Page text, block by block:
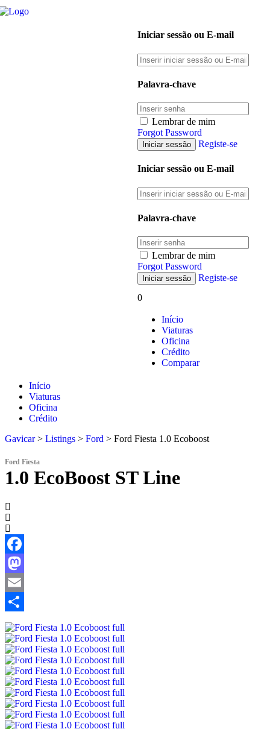
Iniciar sessão ou E-mail
Palavra-chave
Lembrar de mim
Forgot Password
Registe-se
Iniciar sessão ou E-mail
Palavra-chave
Lembrar de mim
Forgot Password
Registe-se
0
Início
Viaturas
Oficina
Crédito
Comparar
Início
Viaturas
Oficina
Crédito
Gavicar> Listings > Ford > Ford Fiesta 1.0 Ecoboost
Ford Fiesta
1.0 EcoBoost ST Line
Facebook
Mastodon
Email
Share